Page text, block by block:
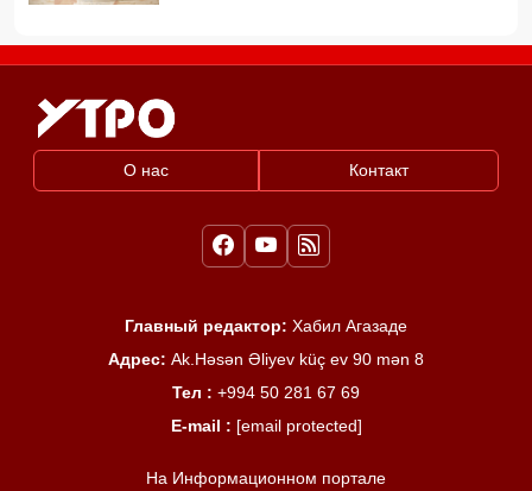
О нас Контакт
Главный редактор: Хабил Агазаде
Адрес: Ak.Həsən Əliyev küç ev 90 mən 8
Тел : +994 50 281 67 69
E-mail : [email protected]
На Информационном портале